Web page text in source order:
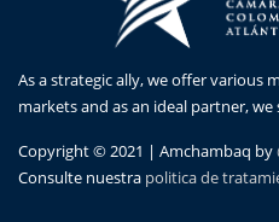
As a strategic ally, we offer various
markets and as an ideal partner,
Copyright © 2021 | Amchambaq by
Consulte nuestra politica de